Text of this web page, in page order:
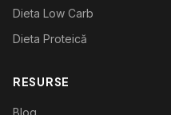
Dieta Low Carb
Dieta Proteică
RESURSE
Blog